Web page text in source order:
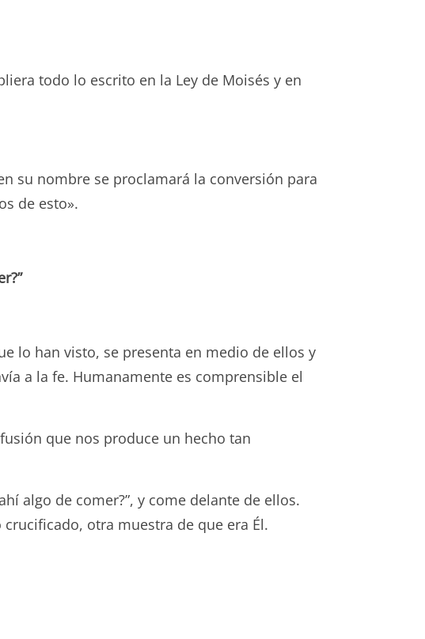
todo lo escrito en la Ley de Moisés y en
su nombre se proclamará la conversión para
de esto».
lo han visto, se presenta en medio de ellos y
a la fe. Humanamente es comprensible el
que nos produce un hecho tan
algo de comer?”, y come delante de ellos.
otra muestra de que era Él.